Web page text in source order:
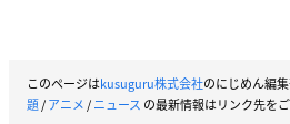
このページはkusuguru株式会社のにじめん編
題/アニメ/ニュース の最新情報はリンク先をご